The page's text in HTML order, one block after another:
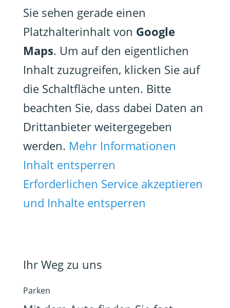
Sie sehen gerade einen
Platzhalterinhalt von Google
Maps. Um auf den eigentlichen
Inhalt zuzugreifen, klicken Sie auf
die Schaltfläche unten. Bitte
beachten Sie, dass dabei Daten an
Drittanbieter weitergegeben
werden. Mehr Informationen
Inhalt entsperren
Erforderlichen Service akzeptieren
und Inhalte entsperren
Ihr Weg zu uns
Parken